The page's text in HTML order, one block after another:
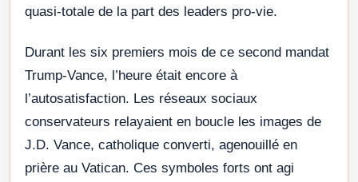
quasi-totale de la part des leaders pro-vie.
Durant les six premiers mois de ce second mandat
Trump-Vance, l’heure était encore à
l’autosatisfaction. Les réseaux sociaux
conservateurs relayaient en boucle les images de
J.D. Vance, catholique converti, agenouillé en
prière au Vatican. Ces symboles forts ont agi